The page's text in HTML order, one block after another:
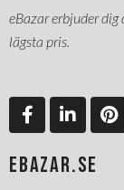
eBazar erbjuder
lägsta pris.
F
a
e
b
L
i
k
e
P
i
EBAZAR.SE